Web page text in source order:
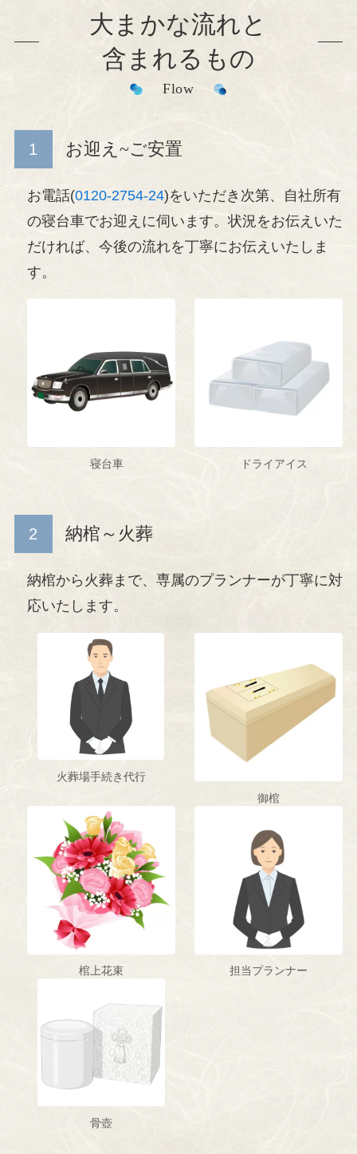
大まかな流れと
含まれるもの
Flow
お迎え~ご安置
お電話(0120-2754-24)をいただき次第、自社所有
の寝台車でお迎えに伺います。状況をお伝えいた
だければ、今後の流れを丁寧にお伝えいたしま
す。
寝台車 ドライアイス
納棺～火葬
納棺から火葬まで、専属のプランナーが丁寧に対
応いたします。
火葬場手続き代行
御棺
棺上花束 担当プランナー
骨壺